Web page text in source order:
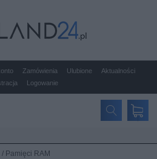
Zamówienia Ulubione
Aktualności
Logowanie
/ Pamięci RAM